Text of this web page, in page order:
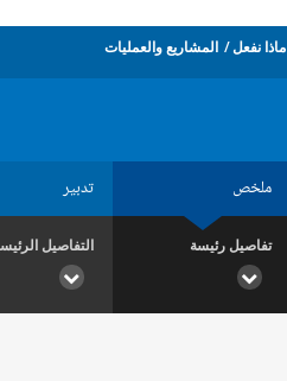
ماذا نفعل المشاريع والعمليات
ملخص تدبير
تفاصيل رئيسة التفاصيل